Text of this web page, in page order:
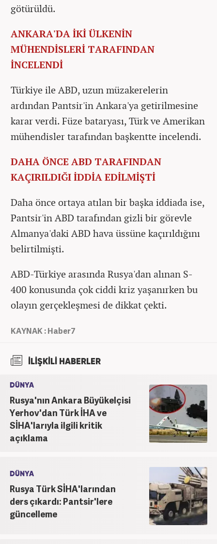
götürüldü.
ANKARA'DA İKİ ÜLKENİN
MÜHENDİSLERİ TARAFINDAN
İNCELENDİ
Türkiye ile ABD, uzun müzakerelerin
ardından Pantsir'in Ankara'ya getirilmesine
karar verdi. Füze bataryası, Türk ve Amerikan
mühendisler tarafından başkentte incelendi.
DAHA ÖNCE ABD TARAFINDAN
KAÇIRILDIĞI İDDİA EDİLMİŞTİ
Daha önce ortaya atılan bir başka iddiada ise,
Pantsir'in ABD tarafından gizli bir görevle
Almanya'daki ABD hava üssüne kaçırıldığını
belirtilmişti.
ABD-Türkiye arasında Rusya'dan alınan S-
400 konusunda çok ciddi kriz yaşanırken bu
olayın gerçekleşmesi de dikkat çekti.
KAYNAK : Haber7
İLİŞKİLİ HABERLER
DÜNYA
Rusya'nın Ankara Büyükelçisi
Yerhov'dan Türk İHA ve
SİHA'larıyla ilgili kritik
açıklama
DÜNYA
Rusya Türk SİHA'larından
ders çıkardı: Pantsir'lere
güncelleme